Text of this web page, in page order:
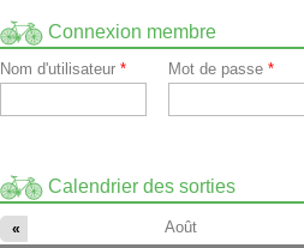
Connexion membre
Nom d'utilisateur * Mot de passe *
Calendrier des sorties
Août
«